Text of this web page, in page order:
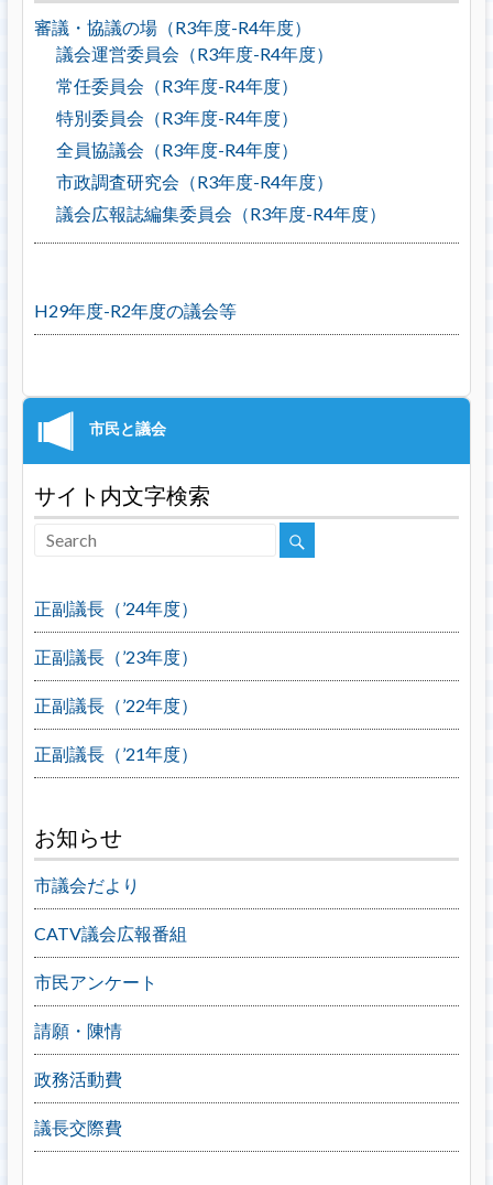
審議・協議の場（R3年度-R4年度）
議会運営委員会（R3年度-R4年度）
常任委員会（R3年度-R4年度）
特別委員会（R3年度-R4年度）
全員協議会（R3年度-R4年度）
市政調査研究会（R3年度-R4年度）
議会広報誌編集委員会（R3年度-R4年度）
H29年度-R2年度の議会等
サイト内文字検索
正副議長（’24年度）
正副議長（’23年度）
正副議長（’22年度）
正副議長（’21年度）
お知らせ
市議会だより
CATV議会広報番組
市民アンケート
請願・陳情
政務活動費
議長交際費